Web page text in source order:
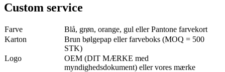
Custom service
Farve
Blå, grøn, orange, gul eller Pantone farvekort
Karton
Brun bølgepap eller farveboks (MOQ = 500
STK)
Logo
OEM (DIT MÆRKE med
myndighedsdokument) eller vores mærke